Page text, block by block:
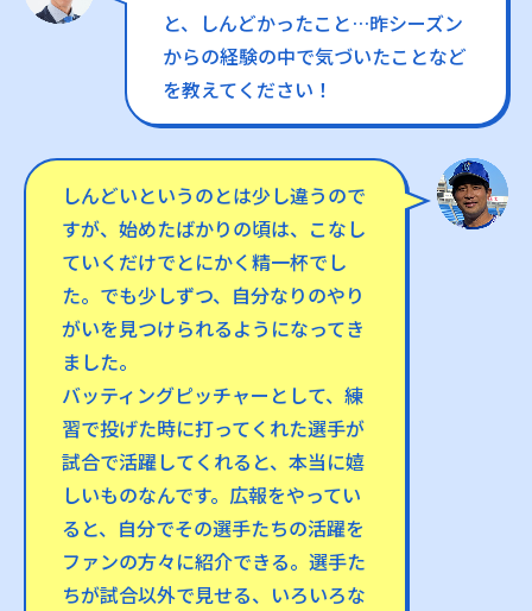
と、しんどかったこと…昨シーズン
からの経験の中で気づいたことなど
を教えてください！
しんどいというのとは少し違うので
すが、始めたばかりの頃は、こなし
ていくだけでとにかく精一杯でし
た。でも少しずつ、自分なりのやり
がいを見つけられるようになってき
ました。
バッティングピッチャーとして、練
習で投げた時に打ってくれた選手が
試合で活躍してくれると、本当に嬉
しいものなんです。広報をやってい
ると、自分でその選手たちの活躍を
ファンの方々に紹介できる。選手た
ちが試合以外で見せる、いろいろな